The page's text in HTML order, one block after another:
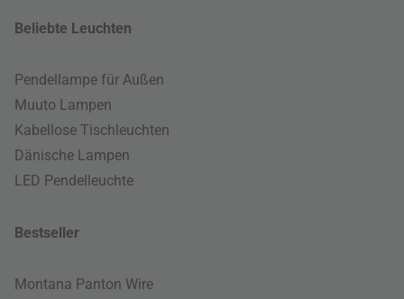
Beliebte Leuchten
Pendellampe für Außen
Muuto Lampen
Kabellose Tischleuchten
Dänische Lampen
LED Pendelleuchte
Bestseller
Montana Panton Wire